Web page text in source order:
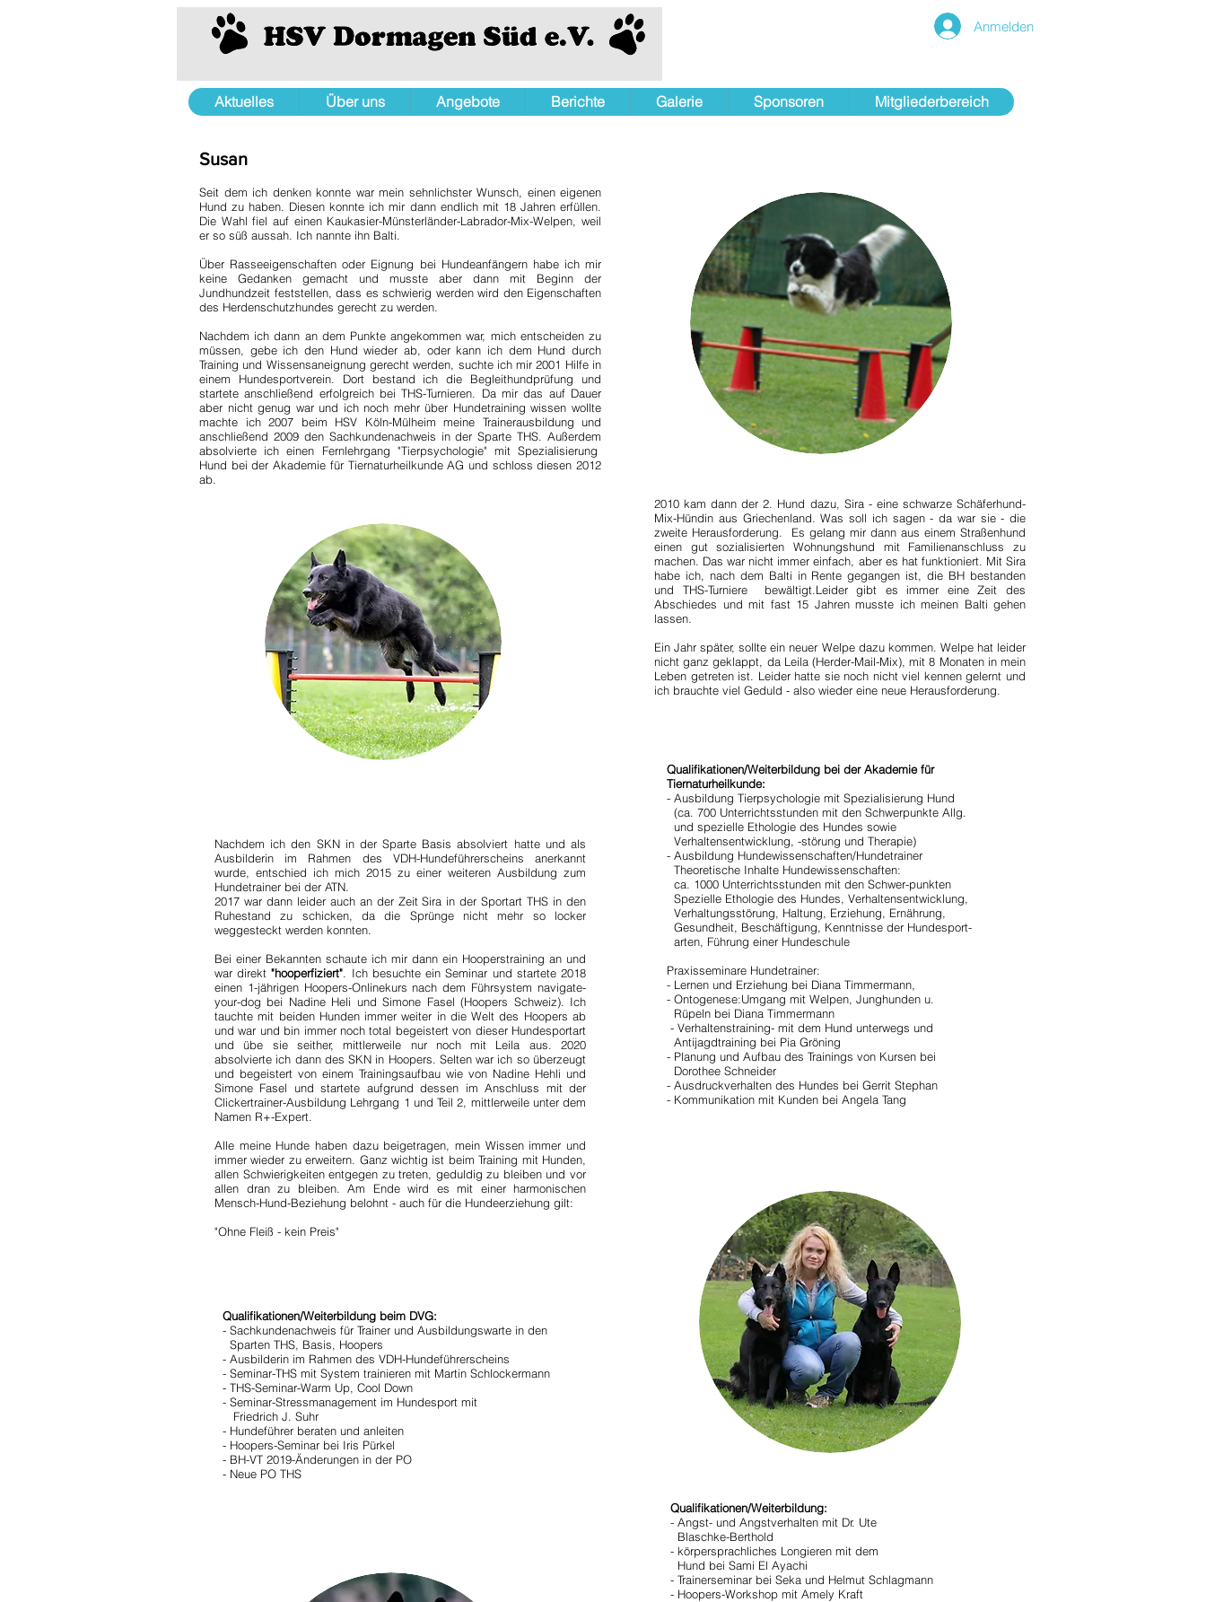
Anmelden
Aktuelles Über uns Angebote Berichte Galerie Sponsoren Mitgliederbereich
Susan
Seit dem ich denken konnte war mein sehnlichster Wunsch, einen eigenen
Hund zu haben. Diesen konnte ich mir dann endlich mit 18 Jahren erfüllen.
Die Wahl fiel auf einen Kaukasier-Münsterländer-Labrador-Mix-Welpen, weil
er so süß aussah. Ich nannte ihn Balti.
Über Rasseeigenschaften oder Eignung bei Hundeanfängern habe ich mir
keine Gedanken gemacht und musste aber dann mit Beginn der
Jundhundzeit feststellen, dass es schwierig werden wird den Eigenschaften
des Herdenschutzhundes gerecht zu werden.
Nachdem ich dann an dem Punkte angekommen war, mich entscheiden zu
müssen, gebe ich den Hund wieder ab, oder kann ich dem Hund durch
Training und Wissensaneignung gerecht werden, suchte ich mir 2001 Hilfe in
einem Hundesportverein. Dort bestand ich die Begleithundprüfung und
startete anschließend erfolgreich bei THS-Turnieren. Da mir das auf Dauer
aber nicht genug war und ich noch mehr über Hundetraining wissen wollte
machte ich 2007 beim HSV Köln-Mülheim meine Trainerausbildung und
anschließend 2009 den Sachkundenachweis in der Sparte THS. Außerdem
absolvierte ich einen Fernlehrgang "Tierpsychologie" mit Spezialisierung
Hund bei der Akademie für Tiernaturheilkunde AG und schloss diesen 2012
ab.
Nachdem ich den SKN in der Sparte Basis absolviert hatte und als
Ausbilderin im Rahmen des VDH-Hundeführerscheins anerkannt
wurde, entschied ich mich 2015 zu einer weiteren Ausbildung zum
Hundetrainer bei der ATN.
2017 war dann leider auch an der Zeit Sira in der Sportart THS in den
Ruhestand zu schicken, da die Sprünge nicht mehr so locker
weggesteckt werden konnten.
Bei einer Bekannten schaute ich mir dann ein Hooperstraining an und
war direkt"hooperfiziert". Ich besuchte ein Seminar und startete 2018
einen 1-jährigen Hoopers-Onlinekurs nach dem Führsystem navigate-
your-dog bei Nadine Heli und Simone Fasel (Hoopers Schweiz). Ich
tauchte mit beiden Hunden immer weiter in die Welt des Hoopers ab
und war und bin immer noch total begeistert von dieser Hundesportart
und übe sie seither, mittlerweile nur noch mit Leila aus. 2020
absolvierte ich dann des SKN in Hoopers. Selten war ich so überzeugt
und begeistert von einem Trainingsaufbau wie von Nadine Hehli und
Simone Fasel und startete aufgrund dessen im Anschluss mit der
Clickertrainer-Ausbildung Lehrgang 1 und Teil 2, mittlerweile unter dem
Namen R+-Expert.
Alle meine Hunde haben dazu beigetragen, mein Wissen immer und
immer wieder zu erweitern. Ganz wichtig ist beim Training mit Hunden,
allen Schwierigkeiten entgegen zu treten, geduldig zu bleiben und vor
allen dran zu bleiben. Am Ende wird es mit einer harmonischen
Mensch-Hund-Beziehung belohnt - auch für die Hundeerziehung gilt:
"Ohne Fleiß - kein Preis"
Qualifikationen/Weiterbildung beim DVG:
- Sachkundenachweis für Trainer und Ausbildungswarte in den
Sparten THS, Basis, Hoopers
- Ausbilderin im Rahmen des VDH-Hundeführerscheins
- Seminar-THS mit System trainieren mit Martin Schlockermann
- THS-Seminar-Warm Up, Cool Down
- Seminar-Stressmanagement im Hundesport mit
Friedrich J. Suhr
- Hundeführer beraten und anleiten
- Hoopers-Seminar bei Iris Pürkel
- BH-VT 2019-Änderungen in der PO
- Neue PO THS
2010 kam dann der 2. Hund dazu, Sira - eine schwarze Schäferhund-
Mix-Hündin aus Griechenland. Was soll ich sagen - da war sie - die
zweite Herausforderung. Es gelang mir dann aus einem Straßenhund
einen gut sozialisierten Wohnungshund mit Familienanschluss zu
machen. Das war nicht immer einfach, aber es hat funktioniert. Mit Sira
habe ich, nach dem Balti in Rente gegangen ist, die BH bestanden
und THS-Turniere bewältigt.Leider gibt es immer eine Zeit des
Abschiedes und mit fast 15 Jahren musste ich meinen Balti gehen
lassen.
Ein Jahr später, sollte ein neuer Welpe dazu kommen. Welpe hat leider
nicht ganz geklappt, da Leila (Herder-Mail-Mix), mit 8 Monaten in mein
Leben getreten ist. Leider hatte sie noch nicht viel kennen gelernt und
ich brauchte viel Geduld - also wieder eine neue Herausforderung.
Qualifikationen/Weiterbildung bei der Akademie für
Tiernaturheilkunde:
- Ausbildung Tierpsychologie mit Spezialisierung Hund
(ca. 700 Unterrichtsstunden mit den Schwerpunkte Allg.
und spezielle Ethologie des Hundes sowie
Verhaltensentwicklung, -störung und Therapie)
- Ausbildung Hundewissenschaften/Hundetrainer
Theoretische Inhalte Hundewissenschaften:
ca. 1000 Unterrichtsstunden mit den Schwer-punkten
Spezielle Ethologie des Hundes, Verhaltensentwicklung,
Verhaltungsstörung, Haltung, Erziehung, Ernährung,
Gesundheit, Beschäftigung, Kenntnisse der Hundesport-
arten, Führung einer Hundeschule
Praxisseminare Hundetrainer:
- Lernen und Erziehung bei Diana Timmermann,
- Ontogenese:Umgang mit Welpen, Junghunden u.
Rüpeln bei Diana Timmermann
- Verhaltenstraining- mit dem Hund unterwegs und
Antijagdtraining bei Pia Gröning
- Planung und Aufbau des Trainings von Kursen bei
Dorothee Schneider
- Ausdruckverhalten des Hundes bei Gerrit Stephan
- Kommunikation mit Kunden bei Angela Tang
Qualifikationen/Weiterbildung:
- Angst- und Angstverhalten mit Dr. Ute
Blaschke-Berthold
- körpersprachliches Longieren mit dem
Hund bei Sami El Ayachi
- Trainerseminar bei Seka und Helmut Schlagmann
- Hoopers-Workshop mit Amely Kraft